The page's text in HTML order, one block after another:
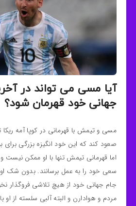
آیا مسی می تواند در
جهانی خود قهرمان شود؟
مسی و تیمش با قهرمانی در کوپا آمه
صعود کند که این خود انگیزه بزرگی
اما قهرمانی تیمش تنها با او ممکن نیست و
سعی خود را به عمل برسانند. بدون شک او
جام جهانی خود از هیچ تلاشی فروگذار
مردم و هوادارن و البته آلبی سلسته از